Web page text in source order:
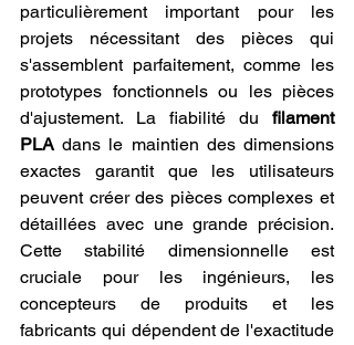
particulièrement important pour les
projets nécessitant des pièces qui
s'assemblent parfaitement, comme les
prototypes fonctionnels ou les pièces
d'ajustement. La fiabilité du filament
PLA dans le maintien des dimensions
exactes garantit que les utilisateurs
peuvent créer des pièces complexes et
détaillées avec une grande précision.
Cette stabilité dimensionnelle est
cruciale pour les ingénieurs, les
concepteurs de produits et les
fabricants qui dépendent de l'exactitude